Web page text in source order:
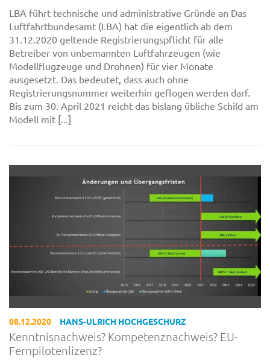
LBA führt technische und administrative Gründe an Das
Luftfahrtbundesamt (LBA) hat die eigentlich ab dem
31.12.2020 geltende Registrierungspflicht für alle
Betreiber von unbemannten Luftfahrzeugen (wie
Modellflugzeuge und Drohnen) für vier Monate
ausgesetzt. Das bedeutet, dass auch ohne
Registrierungsnummer weiterhin geflogen werden darf.
Bis zum 30. April 2021 reicht das bislang übliche Schild am
Modell mit [...]
08.12.2020 HANS-ULRICH HOCHGESCHURZ
Kenntnisnachweis? Kompetenznachweis? EU-
Fernpilotenlizenz?